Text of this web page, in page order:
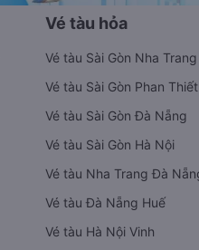
Vé tàu hỏa
Vé tàu Sài Gòn Nha Trang
Vé tàu Sài Gòn Phan Thiết
Vé tàu Sài Gòn Đà Nẵng
Vé tàu Sài Gòn Hà Nội
Vé tàu Nha Trang Đà
Vé tàu Đà Nẵng Huế
Vé tàu Hà Nội Vinh